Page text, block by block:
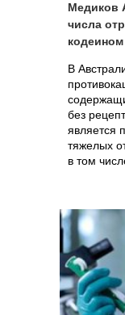
Медиков
числа
кодеином
В
без
является
тяжелых
в том